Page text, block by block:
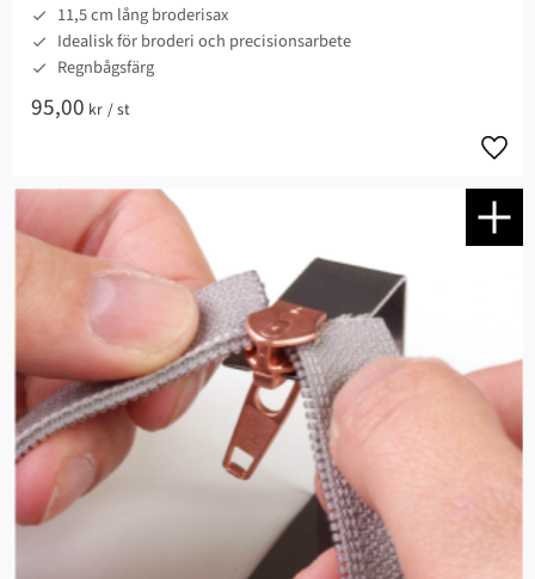
11,5 cm lång broderisax
Idealisk för broderi och precisionsarbete
Regnbågsfärg
95,00 kr /st